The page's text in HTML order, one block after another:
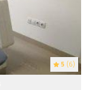
5 (6)